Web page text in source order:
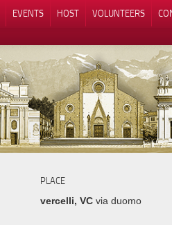
EVENTS HOST VOLUNTEERS
PLACE
vercelli, VCvia duomo
Your Privacy Choices